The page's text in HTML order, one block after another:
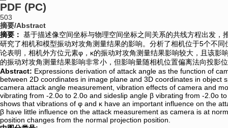
PDF (PC)
503
摘要/Abstract
摘要： 基于描述像空间坐标与物理空间坐标之间关系的共线方程出发
研究了相机和模型振动对攻角测量结果的影响。分析了相机位于5个不
论表明，相机外方位元素φ，κ的振动对攻角测量结果影响较大，且该
的振动对攻角测量结果影响非常小，但影响量随相机位置偏离法向投影
Abstract: Expressions derivation of attack angle as the function of
between 2D coordinates in image plane and 3D coordinates in
camera attack angle measurement, vibration effects of camera and
vibrating from -2.0o to 2.0o and sideslip angle β vibrating from -2.0o
shows that vibrations of φ and κ have an important influence on the
β have little influence on the attack measurement as camera is at
position changes from the normal projection position.